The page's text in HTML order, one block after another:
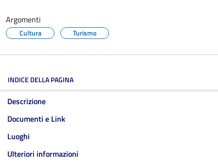
Argomenti
Cultura Turismo
INDICE DELLA PAGINA
Descrizione
Documenti e Link
Luoghi
Ulteriori informazioni